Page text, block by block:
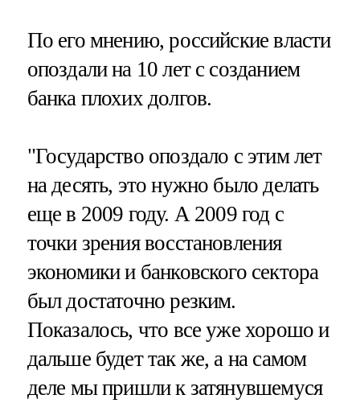
По его мнению, российские власти
опоздали на 10 лет с созданием
банка плохих долгов.
"Государство опоздало с этим лет
на десять, это нужно было делать
еще в 2009 году. А 2009 год с
точки зрения восстановления
экономики и банковского сектора
был достаточно резким.
Показалось, что все уже хорошо и
дальше будет так же, а на самом
деле мы пришли к затянувшемуся